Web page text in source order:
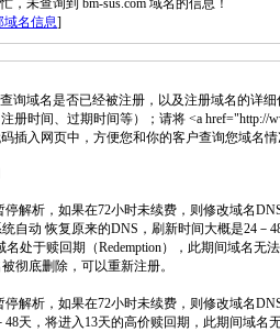
，未查询到 bm-sus.com 域名的信息！
域名信息]
询域名是否已经被注册，以及注册域名的详
册时间、过期时间等）；请将 <a href="http://
插入网页中，方便您和你的客户查询您域名
停解析，如果在72小时未续费，则修改域名
自动 恢复原来的DNS，刷新时间大概是24－
名处于赎回期（Redemption），此期间域名无
彻底删除，可以重新注册。
停解析，如果在72小时未续费，则修改域名
48天，将进入13天的高价赎回期，此期间域名